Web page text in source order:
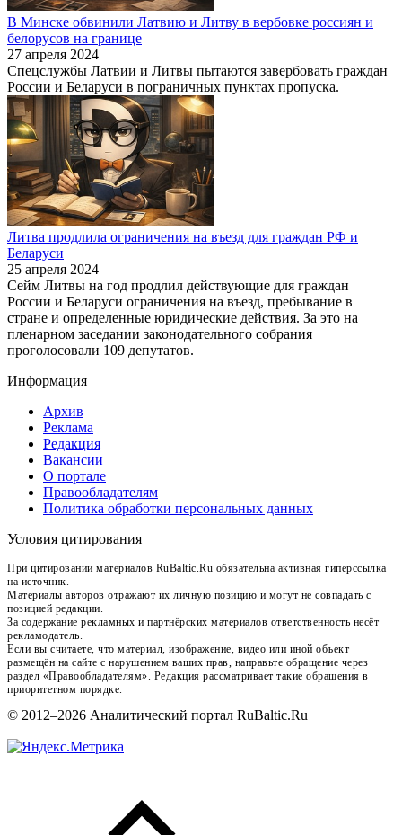
В Минске обвинили Латвию и Литву в вербовке россиян и
белорусов на границе
27 апреля 2024
Спецслужбы Латвии и Литвы пытаются завербовать граждан
России и Беларуси в пограничных пунктах пропуска.
Литва продлила ограничения на въезд для граждан РФ и
Беларуси
25 апреля 2024
Сейм Литвы на год продлил действующие для граждан
России и Беларуси ограничения на въезд, пребывание в
стране и определенные юридические действия. За это на
пленарном заседании законодательного собрания
проголосовали 109 депутатов.
Информация
Архив
Реклама
Редакция
Вакансии
О портале
Правообладателям
Политика обработки персональных данных
Условия цитирования
При цитировании материалов RuBaltic.Ru обязательна активная гиперссылка
на источник.
Материалы авторов отражают их личную позицию и могут не совпадать с
позицией редакции.
За содержание рекламных и партнёрских материалов ответственность несёт
рекламодатель.
Если вы считаете, что материал, изображение, видео или иной объект
размещён на сайте с нарушением ваших прав, направьте обращение через
раздел «Правообладателям». Редакция рассматривает такие обращения в
приоритетном порядке.
© 2012–2026 Аналитический портал RuBaltic.Ru